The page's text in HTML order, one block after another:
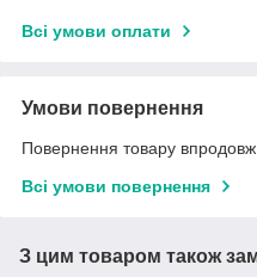
Всі умови оплати
Умови повернення
Повернення товару
Всі умови повернення
З цим товаром також